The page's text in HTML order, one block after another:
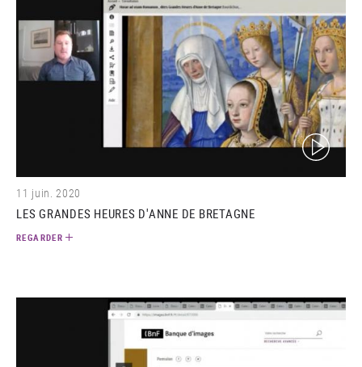
(video)
11 juin. 2020
LES GRANDES HEURES D'ANNE DE BRETAGNE
REGARDER